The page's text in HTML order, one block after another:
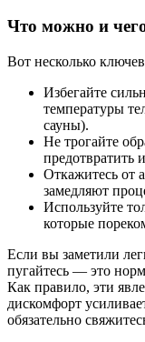
Что можно и
Вот несколько
Избегайте
температуры
сауны).
Не трогайте
предотвратить
Откажитесь от
замедляют
Используйте
которые
Если вы заметили
пугайтесь — это
Как правило, эти
дискомфорт
обязательно